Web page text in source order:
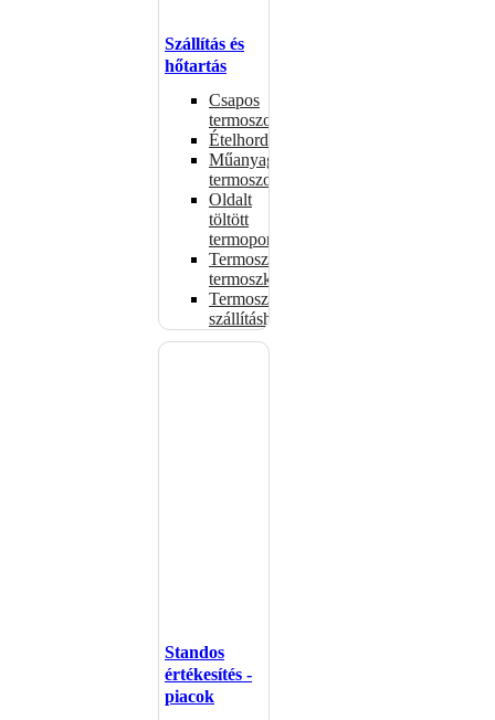
Szállítás és
hőtartás
Csapos
termoszok
Ételhordók
Műanyag
termoszok
Oldalt
töltött
termoportok
Termoszok,
termoszkannák
Termoszsákok
szállításhoz
Standos
értékesítés -
piacok